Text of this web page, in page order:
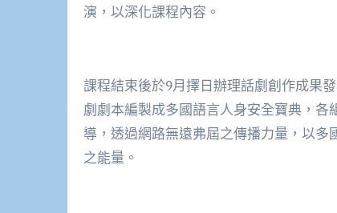
演，以深化課程內容。
課程結束後於9月擇日辦理話劇創作成果
劇劇本編製成多國語言人身安全寶典，各
導，透過網路無遠弗屆之傳播力量，以
之能量。